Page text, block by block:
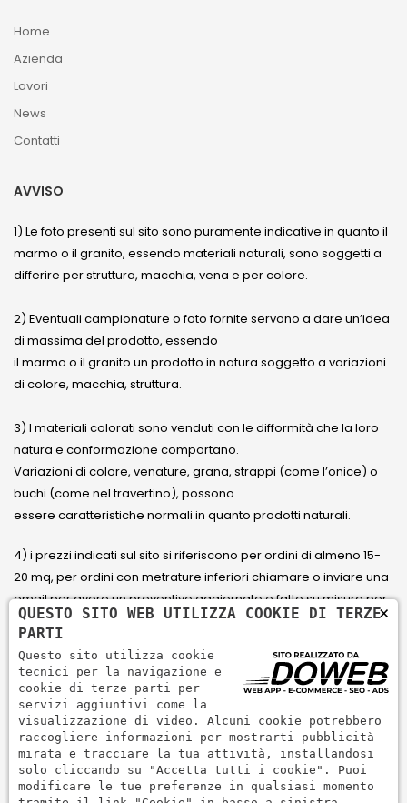
Home
Azienda
Lavori
News
Contatti
AVVISO
1) Le foto presenti sul sito sono puramente indicative in quanto il
marmo o il granito, essendo materiali naturali, sono soggetti a
differire per struttura, macchia, vena e per colore.
2) Eventuali campionature o foto fornite servono a dare un’idea
di massima del prodotto, essendo
il marmo o il granito un prodotto in natura soggetto a variazioni
di colore, macchia, struttura.
3) I materiali colorati sono venduti con le difformità che la loro
natura e conformazione comportano.
Variazioni di colore, venature, grana, strappi (come l’onice) o
buchi (come nel travertino), possono
essere caratteristiche normali in quanto prodotti naturali.
4) i prezzi indicati sul sito si riferiscono per ordini di almeno 15-
20 mq, per ordini con metrature inferiori chiamare o inviare una
email per avere un preventivo aggiornato e fatto su misura per
il cliente.
5) Paga con Carta di credito Visa, Visa Electron, Maestro,
Mastercard tramite il circuito PayPal. PayPal serve per pagare,
inviare denaro e accettare pagamenti in modo rapido,
semplice e sicuro.
×
QUESTO SITO WEB UTILIZZA COOKIE DI TERZE
PARTI
Questo sito utilizza cookie
tecnici per la navigazione e
cookie di terze parti per
servizi aggiuntivi come la
visualizzazione di video. Alcuni cookie potrebbero
raccogliere informazioni per mostrarti pubblicità
mirata e tracciare la tua attività, installandosi
solo cliccando su "Accetta tutti i cookie". Puoi
modificare le tue preferenze in qualsiasi momento